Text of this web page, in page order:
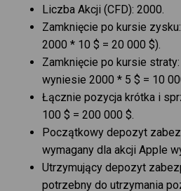
Liczba Akcji (CFD): 2000.
Zamknięcie po kursie
2000 * 10 $ = 20 000 $).
Zamknięcie po kursie
wyniesie 2000 * 5 $ = 10
Łącznie pozycja krótka i
100 $ = 200 000 $.
Początkowy depozyt
wymagany dla akcji Apple
Utrzymujący depozyt
potrzebny do utrzymania